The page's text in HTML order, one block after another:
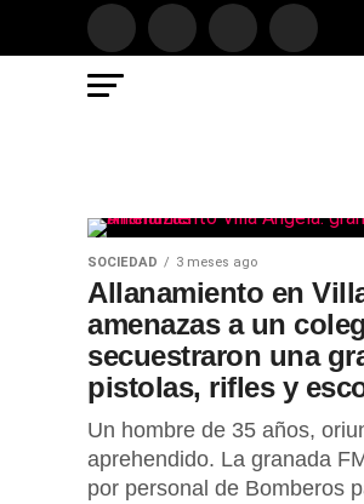
SOCIEDAD 3 meses ago
Allanamiento en
amenazas a un
secuestraron una
pistolas, rifles y
Un hombre de 35 años,
aprehendido. La granada
por personal de Bomberos